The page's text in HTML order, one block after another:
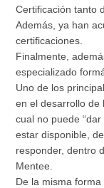
Certificación tanto
Además, ya han
certificaciones.
Finalmente,
especializado
Uno de los
en el desarrollo de
cual no puede
estar disponible,
responder, dentro
Mentee.
De la misma